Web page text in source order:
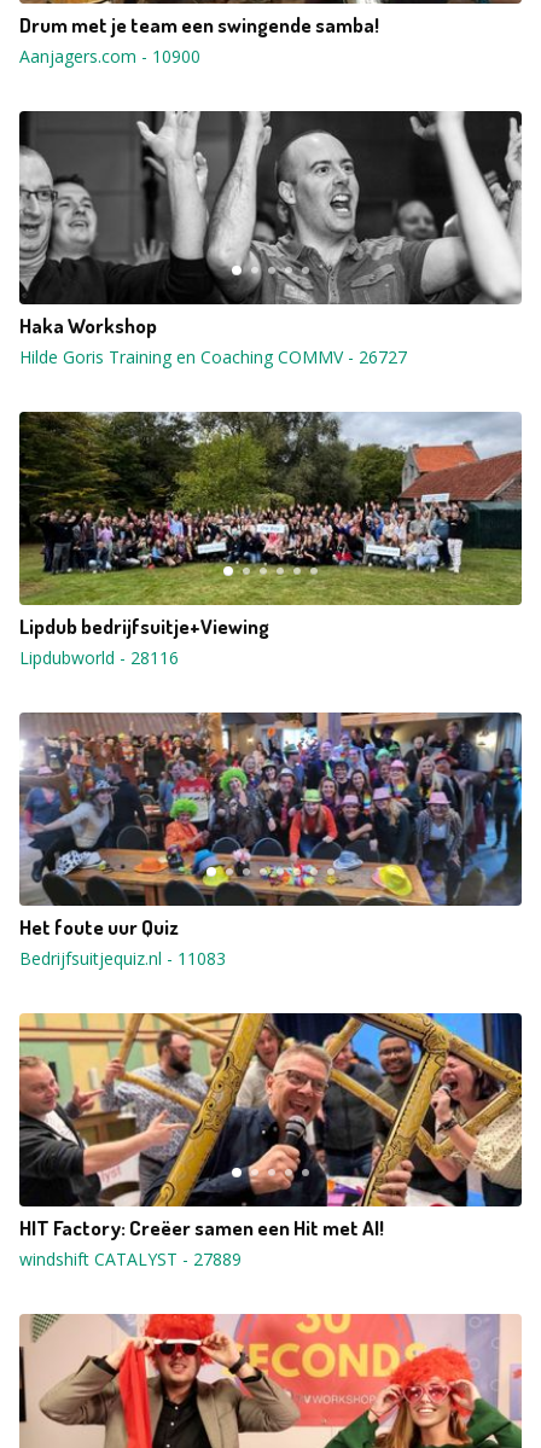
Drum met je team een swingende samba!
Aanjagers.com - 10900
Haka Workshop
Hilde Goris Training en Coaching COMMV- 26727
Lipdub bedrijfsuitje+Viewing
Lipdubworld - 28116
Het foute uur Quiz
Bedrijfsuitjequiz.nl - 11083
HIT Factory: Creëer samen een Hit met AI!
windshift CATALYST - 27889